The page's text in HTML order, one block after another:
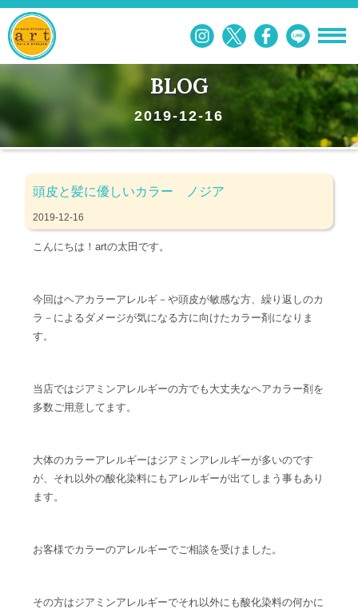
BLOG
2019-12-16
頭皮と髪に優しいカラー ノジア
2019-12-16
こんにちは！artの太田です。
今回はヘアカラーアレルギ－や頭皮が敏感な方、繰り返しのカ
ラ－によるダメージが気になる方に向けたカラー剤になりま
す。
当店ではジアミンアレルギーの方でも大丈夫なヘアカラー剤を
多数ご用意してます。
大体のカラーアレルギーはジアミンアレルギーが多いのです
が、それ以外の酸化染料にもアレルギーが出てしまう事もあり
ます。
お客様でカラーのアレルギーでご相談を受けました。
その方はジアミンアレルギーでそれ以外にも酸化染料の何かに